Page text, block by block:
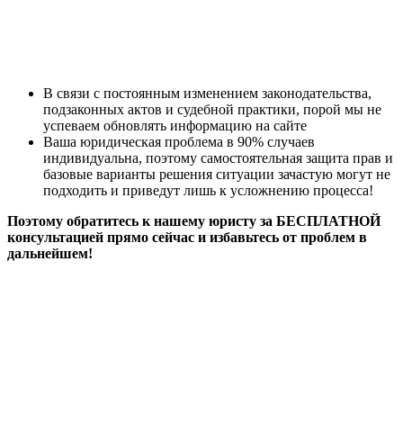
В связи с постоянным изменением законодательства,
подзаконных актов и судебной практики, порой мы не
успеваем обновлять информацию на сайте
Ваша юридическая проблема в 90% случаев
индивидуальна, поэтому самостоятельная защита прав и
базовые варианты решения ситуации зачастую могут не
подходить и приведут лишь к усложнению процесса!
Поэтому обратитесь к нашему юристу за БЕСПЛАТНОЙ
консультацией прямо сейчас и избавьтесь от проблем в
дальнейшем!